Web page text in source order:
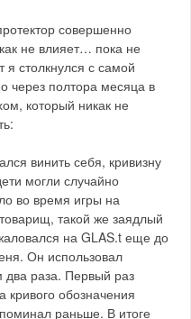
совершенно
не влияет… пока не
я столкнулся с самой
через полтора месяца в
который никак не
винить себя, кривизну
могли случайно
во время игры на
такой же заядлый
на GLAS.t еще до
Он использовал
раза. Первый раз
кривого обозначения
раньше. В итоге